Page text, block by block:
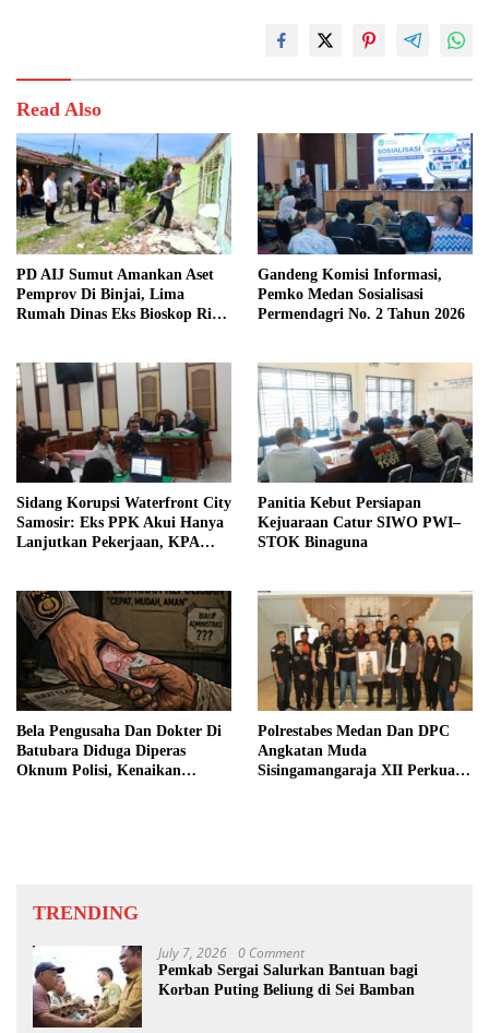
Read Also
PD AIJ Sumut Amankan Aset
Pemprov Di Binjai, Lima
Rumah Dinas Eks Bioskop Ria
Gandeng Komisi Informasi,
Pemko Medan Sosialisasi
Permendagri No. 2 Tahun 2026
Sidang Korupsi Waterfront City
Samosir: Eks PPK Akui Hanya
Lanjutkan Pekerjaan, KPA
Panitia Kebut Persiapan
Kejuaraan Catur SIWO PWI–
STOK Binaguna
Bela Pengusaha Dan Dokter Di
Batubara Diduga Diperas
Oknum Polisi, Kenaikan
Polrestabes Medan Dan DPC
Angkatan Muda
Sisingamangaraja XII Perkuat
TRENDING
July 7, 2026 0 Comment
Pemkab Sergai Salurkan Bantuan bagi
Korban Puting Beliung di Sei Bamban